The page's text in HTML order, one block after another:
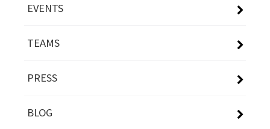
EVENTS
TEAMS
PRESS
BLOG